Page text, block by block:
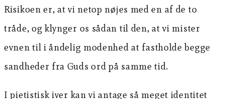
Risikoen er, at vi netop nøjes med en af de to
tråde, og klynger os sådan til den, at vi mister
evnen til i åndelig modenhed at fastholde begge
sandheder fra Guds ord på samme tid.
I pietistisk iver kan vi antage så meget identitet